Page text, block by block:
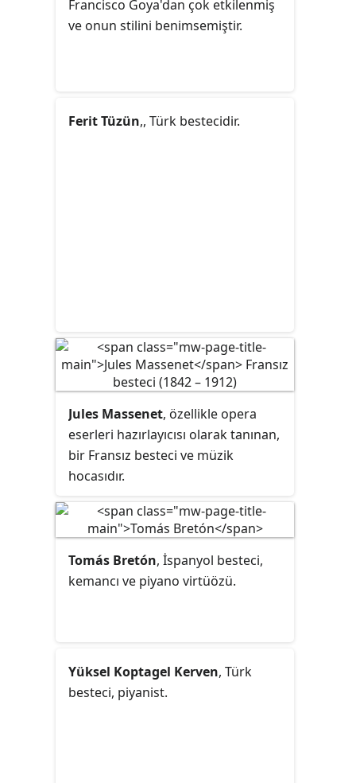
da verilen bu filmlerKanlı Düğün
Büyülü
Francisco Goya'dan çok etkilenmiş
ve onun stilini benimsemiştir.
Ferit Tüzün,, Türk bestecidir.
Jules Massenet, özellikle opera
eserleri hazırlayıcısı olarak tanınan,
bir Fransız besteci ve müzik
hocasıdır.
Tomás Bretón, İspanyol besteci,
kemancı ve piyano virtüözü.
Yüksel Koptagel Kerven, Türk
besteci, piyanist.